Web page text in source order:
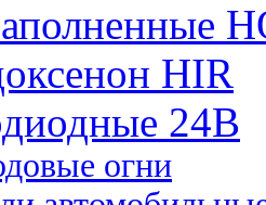
HIR
24B
огни